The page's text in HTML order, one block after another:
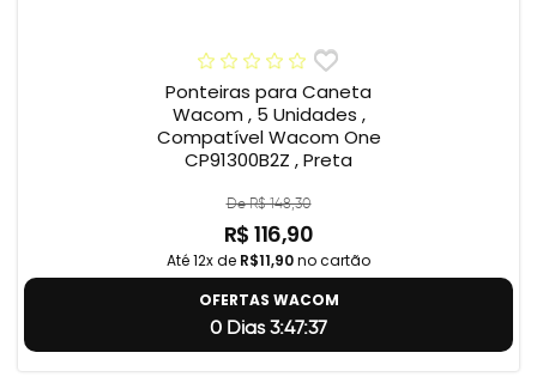
Ponteiras para Caneta
Wacom , 5 Unidades ,
Compatível Wacom One
CP91300B2Z , Preta
De R$ 148,30
R$ 116,90
Até 12x de R$11,90no cartão
OFERTAS WACOM
0 Dias 3:47:36